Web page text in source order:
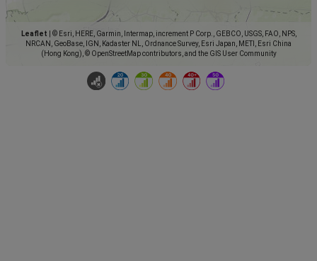
Leaflet
© Esri, HERE, Garmin, Intermap, increment P Corp., GEBCO, USGS, FAO, NPS,
NRCAN, GeoBase, IGN, Kadaster NL, Ordnance Survey, Esri Japan, METI, Esri China
(Hong Kong), © OpenStreetMap contributors, and the GIS User Community